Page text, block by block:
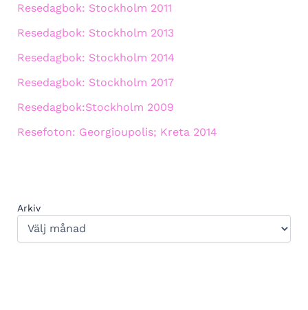
Resedagbok: Stockholm 2011
Resedagbok: Stockholm 2013
Resedagbok: Stockholm 2014
Resedagbok: Stockholm 2017
Resedagbok:Stockholm 2009
Resefoton: Georgioupolis; Kreta 2014
Arkiv